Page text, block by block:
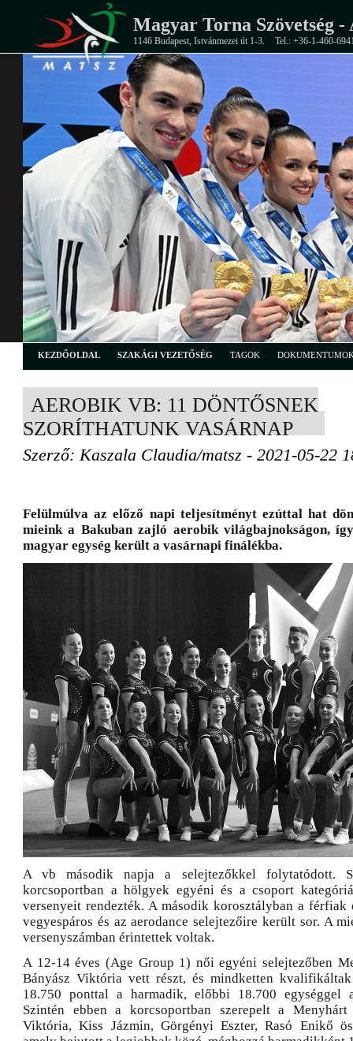
Magyar Torna Szövetség -
1146 Budapest, Istvánmezei út 1-3. Tel.: +36-1-460-
KEZDŐOLDAL SZAKÁGI VEZETŐSÉG TAGOK
AEROBIK VB: 11 DÖNTŐSNEK
SZORÍTHATUNK VASÁRNAP
Szerző: Kaszala Claudia/matsz - 2021-05-22
Felülmúlva az előző napi teljesítményt ezúttal hat
mieink a Bakuban zajló aerobik világbajnokságon, így
magyar egység került a vasárnapi finálékba.
A vb második napja a selejtezőkkel folytatódott.
korcsoportban a hölgyek egyéni és a csoport
versenyeit rendezték. A második korosztályban a férfiak
vegyespáros és az aerodance selejtezőire került sor. A
versenyszámban érintettek voltak.
A 12-14 éves (Age Group 1) női egyéni selejtezőben
Bányász Viktória vett részt, és mindketten
18.750 ponttal a harmadik, előbbi 18.700 egységgel
Szintén ebben a korcsoportban szerepelt a Menyhárt
Viktória, Kiss Jázmin, Görgényi Eszter, Rasó Enikő